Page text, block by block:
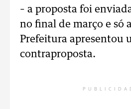
– a proposta foi
no final de março e só
Prefeitura apresentou
contraproposta.